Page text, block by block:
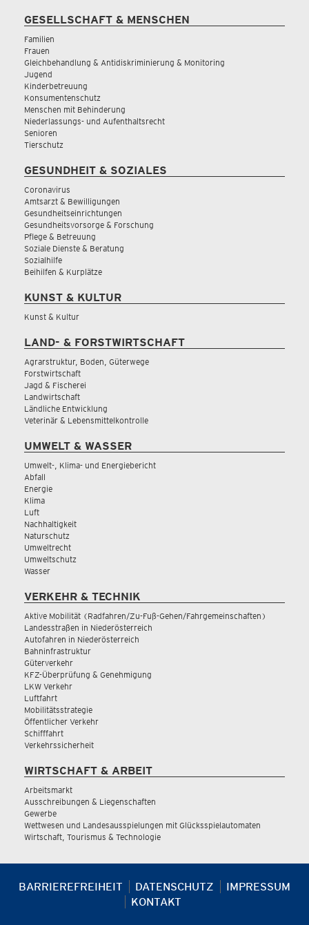
GESELLSCHAFT & MENSCHEN
Familien
Frauen
Gleichbehandlung & Antidiskriminierung & Monitoring
Jugend
Kinderbetreuung
Konsumentenschutz
Menschen mit Behinderung
Niederlassungs- und Aufenthaltsrecht
Senioren
Tierschutz
GESUNDHEIT & SOZIALES
Coronavirus
Amtsarzt & Bewilligungen
Gesundheitseinrichtungen
Gesundheitsvorsorge & Forschung
Pflege & Betreuung
Soziale Dienste & Beratung
Sozialhilfe
Beihilfen & Kurplätze
KUNST & KULTUR
Kunst & Kultur
LAND- & FORSTWIRTSCHAFT
Agrarstruktur, Boden, Güterwege
Forstwirtschaft
Jagd & Fischerei
Landwirtschaft
Ländliche Entwicklung
Veterinär & Lebensmittelkontrolle
UMWELT & WASSER
Umwelt-, Klima- und Energiebericht
Abfall
Energie
Klima
Luft
Nachhaltigkeit
Naturschutz
Umweltrecht
Umweltschutz
Wasser
VERKEHR & TECHNIK
Aktive Mobilität (Radfahren/Zu-Fuß-Gehen/Fahrgemeinschaften)
Landesstraßen in Niederösterreich
Autofahren in Niederösterreich
Bahninfrastruktur
Güterverkehr
KFZ-Überprüfung & Genehmigung
LKW Verkehr
Luftfahrt
Mobilitätsstrategie
Öffentlicher Verkehr
Schifffahrt
Verkehrssicherheit
WIRTSCHAFT & ARBEIT
Arbeitsmarkt
Ausschreibungen & Liegenschaften
Gewerbe
Wettwesen und Landesausspielungen mit Glücksspielautomaten
Wirtschaft, Tourismus & Technologie
BARRIEREFREIHEIT DATENSCHUTZ
IMPRESSUM
KONTAKT